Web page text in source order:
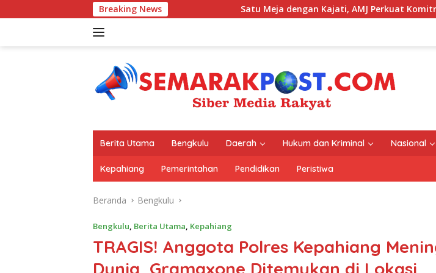
ke
Breaking News Satu Meja dengan Kajati, AMJ Perkuat Komitmen
Berita Utama Bengkulu Daerah Hukum dan Kriminal Nasional
Kepahiang Pemerintahan Pendidikan Peristiwa
Beranda Bengkulu
Bengkulu, Berita Utama, Kepahiang
TRAGIS! Anggota Polres Kepahiang
Dunia, Gramaxone Ditemukan di Lokasi